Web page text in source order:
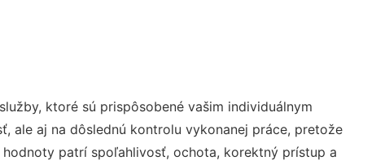
ktoré sú prispôsobené vašim individuálnym
ale aj na dôslednú kontrolu vykonanej práce, pretože
patrí spoľahlivosť, ochota, korektný prístup a